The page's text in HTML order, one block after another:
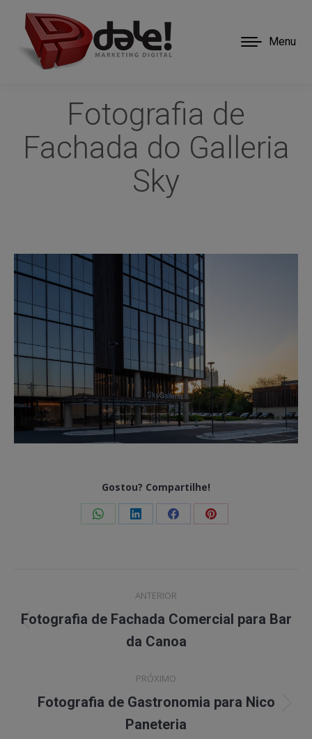
Menu
Fotografia de
Fachada do Galleria
Sky
Gostou? Compartilhe!
Share Share Share Share
navigation
ANTERIOR
Previous
project:
Fotografia de Fachada Comercial para Bar
da Canoa
PRÓXIMO
Next
project:
Fotografia de Gastronomia para Nico
Paneteria